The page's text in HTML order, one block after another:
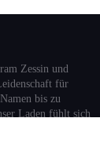
Zessin und
für
bis zu
Laden fühlt sich
nach Geschäft an:
und